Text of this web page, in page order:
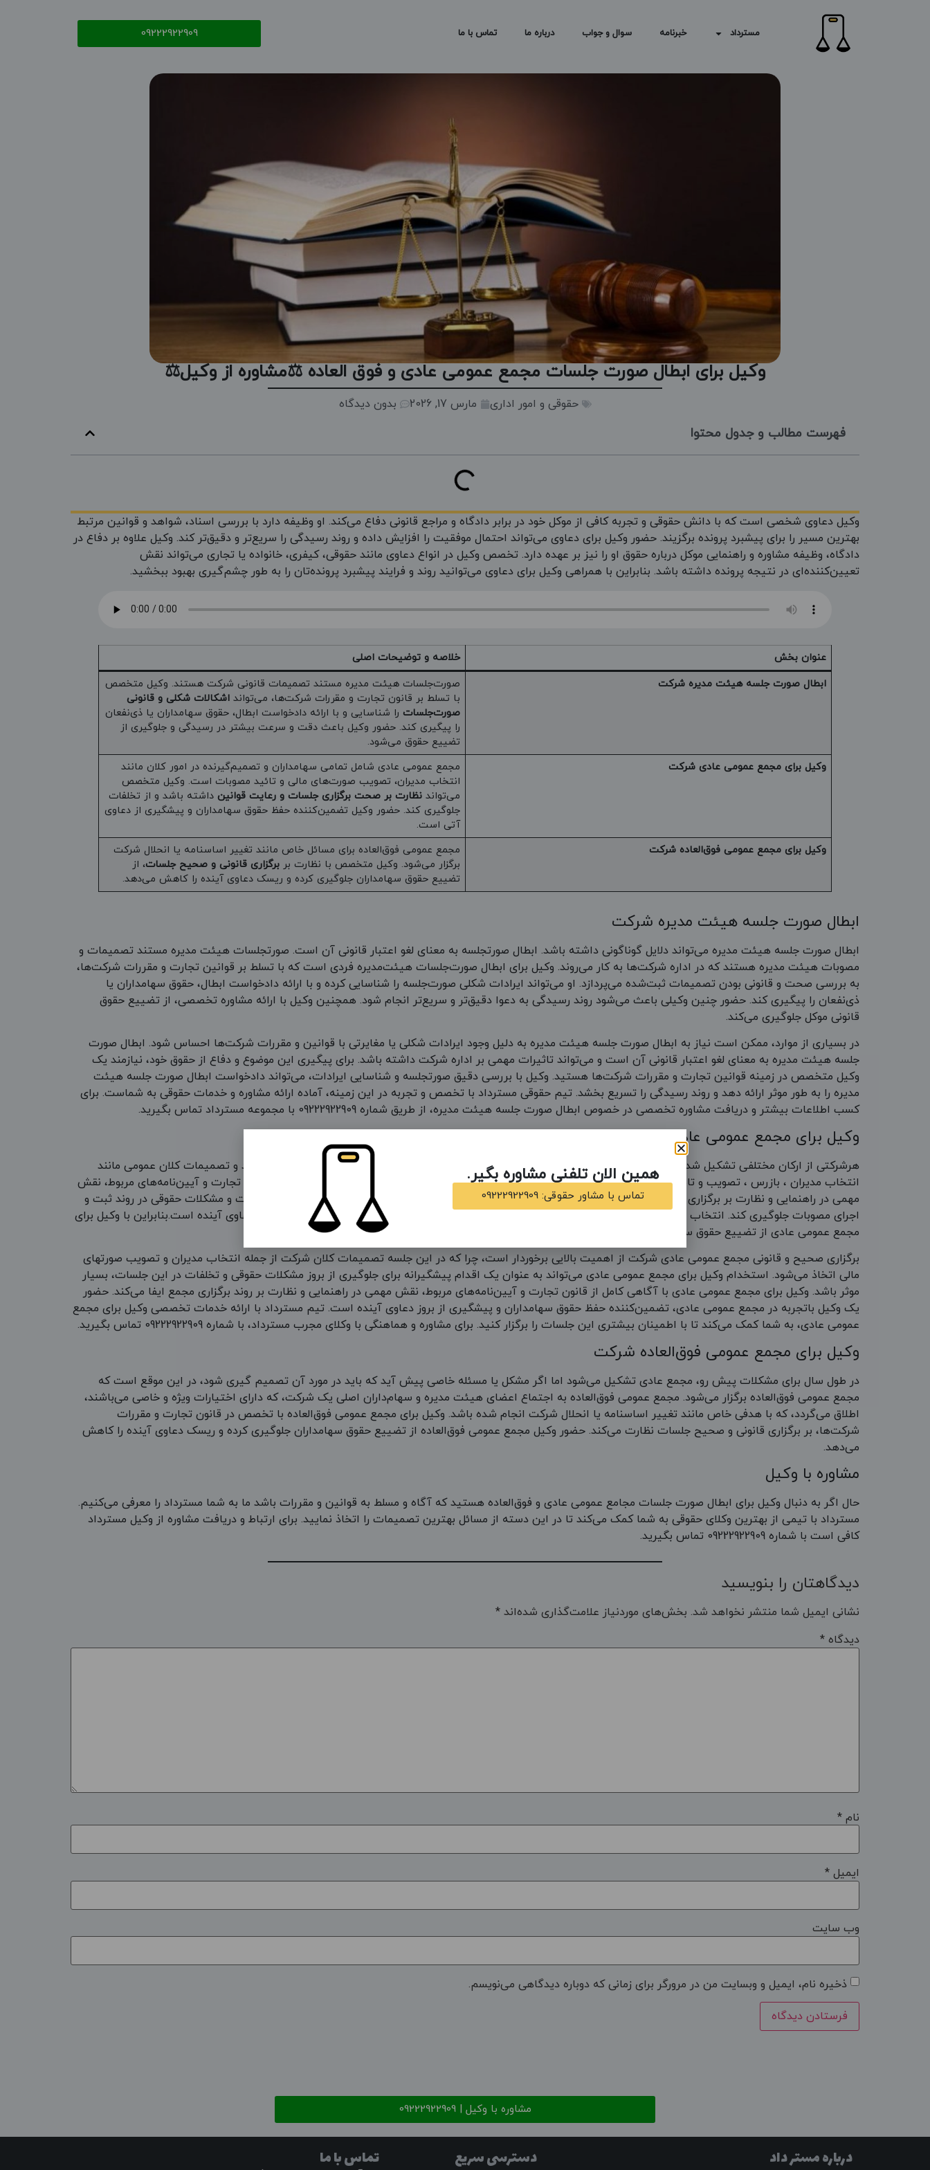
مسترداد خبرنامه سوال و جواب درباره ما تماس با ما 09222922909
وکیل برای ابطال صورت جلسات مجمع عمومی عادی و فوق العاده ⚖️مشاوره از وکیل⚖️
حقوقی و امور اداری مارس 17, 2026 بدون دیدگاه
فهرست مطالب و جدول محتوا
وکیل دعاوی شخصی است که با دانش حقوقی و تجربه کافی از موکل خود در برابر دادگاه و مراجع قانونی دفاع می‌کند. او وظیفه دارد با بررسی اسناد، شواهد و قوانین مرتبط
بهترین مسیر را برای پیشبرد پرونده برگزیند. حضور وکیل برای دعاوی می‌تواند احتمال موفقیت را افزایش داده و روند رسیدگی را سریع‌تر و دقیق‌تر کند. وکیل علاوه بر دفاع در
دادگاه، وظیفه مشاوره و راهنمایی موکل درباره حقوق او را نیز بر عهده دارد. تخصص وکیل در انواع دعاوی مانند حقوقی، کیفری، خانواده یا تجاری می‌تواند نقش
تعیین‌کننده‌ای در نتیجه پرونده داشته باشد. بنابراین با همراهی وکیل برای دعاوی می‌توانید روند و فرایند پیشبرد پرونده‌تان را به طور چشم‌گیری بهبود ببخشید.
عنوان بخش
خلاصه و توضیحات اصلی
ابطال صورت جلسه هیئت مدیره شرکت
صورت‌جلسات هیئت مدیره مستند تصمیمات قانونی شرکت هستند. وکیل متخصص
با تسلط بر قانون تجارت و مقررات شرکت‌ها، می‌توانداشکالات شکلی و قانونی
صورت‌جلسات را شناسایی و با ارائه دادخواست ابطال، حقوق سهامداران یا ذی‌نفعان
را پیگیری کند. حضور وکیل باعث دقت و سرعت بیشتر در رسیدگی و جلوگیری از
تضییع حقوق می‌شود.
وکیل برای مجمع عمومی عادی شرکت
مجمع عمومی عادی شامل تمامی سهامداران و تصمیم‌گیرنده در امور کلان مانند
انتخاب مدیران، تصویب صورت‌های مالی و تائید مصوبات است. وکیل متخصص
می‌تواندنظارت بر صحت برگزاری جلسات و رعایت قوانین داشته باشد و از تخلفات
جلوگیری کند. حضور وکیل تضمین‌کننده حفظ حقوق سهامداران و پیشگیری از دعاوی
آتی است.
وکیل برای مجمع عمومی فوق‌العاده شرکت
مجمع عمومی فوق‌العاده برای مسائل خاص مانند تغییر اساسنامه یا انحلال شرکت
برگزار می‌شود. وکیل متخصص با نظارت بربرگزاری قانونی و صحیح جلسات، از
تضییع حقوق سهامداران جلوگیری کرده و ریسک دعاوی آینده را کاهش می‌دهد.
ابطال صورت جلسه هیئت مدیره شرکت
ابطال صورت جلسه هیئت مدیره می‌تواند دلایل گوناگونی داشته باشد. ابطال صورتجلسه به معنای لغو اعتبار قانونی آن است. صورتجلسات هیئت مدیره مستند تصمیمات و
مصوبات هیئت مدیره هستند که در اداره شرکت‌ها به کار می‌روند. وکیل برای ابطال صورت‌جلسات هیئت‌مدیره فردی است که با تسلط بر قوانین تجارت و مقررات شرکت‌ها،
به بررسی صحت و قانونی بودن تصمیمات ثبت‌شده می‌پردازد. او می‌تواند ایرادات شکلی صورت‌جلسه را شناسایی کرده و با ارائه دادخواست ابطال، حقوق سهامداران یا
ذی‌نفعان را پیگیری کند. حضور چنین وکیلی باعث می‌شود روند رسیدگی به دعوا دقیق‌تر و سریع‌تر انجام شود. همچنین وکیل با ارائه مشاوره تخصصی، از تضییع حقوق
قانونی موکل جلوگیری می‌کند.
در بسیاری از موارد، ممکن است نیاز به ابطال صورت جلسه هیئت مدیره به دلیل وجود ایرادات شکلی یا مغایرتی با قوانین و مقررات شرکت‌ها احساس شود. ابطال صورت
جلسه هیئت مدیره به معنای لغو اعتبار قانونی آن است و می‌تواند تاثیرات مهمی بر اداره شرکت داشته باشد. برای پیگیری این موضوع و دفاع از حقوق خود، نیازمند یک
وکیل متخصص در زمینه قوانین تجارت و مقررات شرکت‌ها هستید. وکیل با بررسی دقیق صورتجلسه و شناسایی ایرادات، می‌تواند دادخواست ابطال صورت جلسه هیئت
مدیره را به طور موثر ارائه دهد و روند رسیدگی را تسریع بخشد. تیم حقوقی مسترداد با تخصص و تجربه در این زمینه، آماده ارائه مشاوره و خدمات حقوقی به شماست. برای
کسب اطلاعات بیشتر و دریافت مشاوره تخصصی در خصوص ابطال صورت جلسه هیئت مدیره، از طریق شماره 09222922909 با مجموعه مسترداد تماس بگیرید.
وکیل برای مجمع عمومی عادی شرکت
هرشرکتی از ارکان مختلفی تشکیل شده است که هرکدام وظایفی را برعهده دارند. در مجمع عمومی عادی همه صاحبان سهم حضور دارند و تصمیمات کلان عمومی مانند
انتخاب مدیران ، بازرس ، تصویب و تائید صورتهای مالی شرکت را انجام می‌دهد. وکیل برای مجمع عمومی عادی با آگاهی کامل از قانون تجارت و آیین‌نامه‌های مربوط، نقش
مهمی در راهنمایی و نظارت بر برگزاری صحیح جلسات سهامداران ایفا می‌کند. وکیل متخصص مجمع عمومی عادی می‌تواند از بروز تخلفات و مشکلات حقوقی در روند ثبت و
اجرای مصوبات جلوگیری کند. انتخاب وکیل باتجربه برای مجمع عمومی عادی تضمین‌کننده حفظ حقوق سهامداران و پیشگیری از بروز دعاوی آینده است.بنابراین با وکیل برای
مجمع عمومی عادی از تضییع حقوق سهامداران جلوگیری می‌شود.
برگزاری صحیح و قانونی مجمع عمومی عادی شرکت از اهمیت بالایی برخوردار است، چرا که در این جلسه تصمیمات کلان شرکت از جمله انتخاب مدیران و تصویب صورتهای
مالی اتخاذ می‌شود. استخدام وکیل برای مجمع عمومی عادی می‌تواند به عنوان یک اقدام پیشگیرانه برای جلوگیری از بروز مشکلات حقوقی و تخلفات در این جلسات، بسیار
موثر باشد. وکیل برای مجمع عمومی عادی با آگاهی کامل از قانون تجارت و آیین‌نامه‌های مربوط، نقش مهمی در راهنمایی و نظارت بر روند برگزاری مجمع ایفا می‌کند. حضور
یک وکیل باتجربه در مجمع عمومی عادی، تضمین‌کننده حفظ حقوق سهامداران و پیشگیری از بروز دعاوی آینده است. تیم مسترداد با ارائه خدمات تخصصی وکیل برای مجمع
عمومی عادی، به شما کمک می‌کند تا با اطمینان بیشتری این جلسات را برگزار کنید. برای مشاوره و هماهنگی با وکلای مجرب مسترداد، با شماره 09222922909 تماس بگیرید.
وکیل برای مجمع عمومی فوق‌العاده شرکت
در طول سال برای مشکلات پیش‌ رو، مجمع عادی تشکیل می‌شود اما اگر مشکل یا مسئله خاصی پیش آید که باید در مورد آن تصمیم گیری شود، در این موقع است که
مجمع عمومی فوق‌العاده برگزار می‌شود. مجمع عمومی فوق‌العاده به اجتماع اعضای هیئت مدیره و سهام‌داران اصلی یک شرکت، که دارای اختیارات ویژه و خاصی می‌باشند،
اطلاق می‌گردد، که با هدفی خاص مانند تغییر اساسنامه یا انحلال شرکت انجام شده باشد. وکیل برای مجمع عمومی فوق‌العاده با تخصص در قانون تجارت و مقررات
شرکت‌ها، بر برگزاری قانونی و صحیح جلسات نظارت می‌کند. حضور وکیل مجمع عمومی فوق‌العاده از تضییع حقوق سهامداران جلوگیری کرده و ریسک دعاوی آینده را کاهش
می‌دهد.
مشاوره با وکیل
حال اگر به دنبال وکیل برای ابطال صورت جلسات مجامع عمومی عادی و فوق‌العاده هستید که آگاه و مسلط به قوانین و مقررات باشد ما به شما مسترداد را معرفی می‌کنیم.
مسترداد با تیمی از بهترین وکلای حقوقی به شما کمک می‌کند تا در این دسته از مسائل بهترین تصمیمات را اتخاذ نمایید. برای ارتباط و دریافت مشاوره از وکیل مسترداد
کافی است با شماره 09222922909 تماس بگیرید.
دیدگاهتان را بنویسید
نشانی ایمیل شما منتشر نخواهد شد. بخش‌های موردنیاز علامت‌گذاری شده‌اند *
دیدگاه *
نام *
ایمیل *
وب‌ سایت
ذخیره نام، ایمیل و وبسایت من در مرورگر برای زمانی که دوباره دیدگاهی می‌نویسم.
مشاوره با وکیل | 09222922909
درباره مستر داد دسترسی سریع تماس با ما
همین الان تلفنی مشاوره بگیر.
تماس با مشاور حقوقی: 09222922909